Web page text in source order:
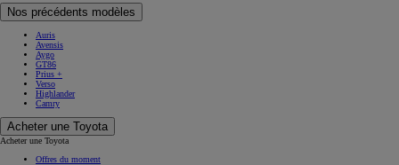
Nos précédents modèles
Auris
Avensis
Aygo
GT86
Prius +
Verso
Highlander
Camry
Acheter une Toyota
Acheter une Toyota
Offres du moment